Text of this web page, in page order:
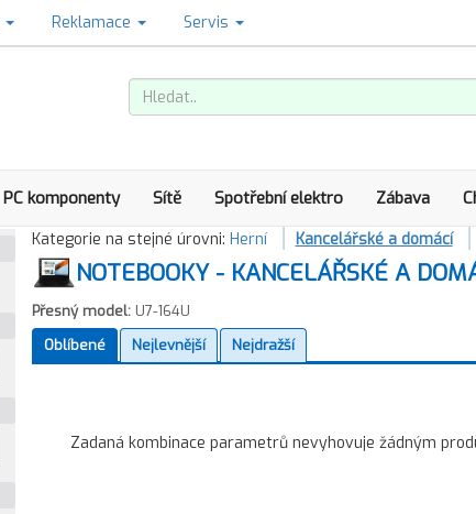
Reklamace Servis
PC komponenty Sítě Spotřební elektro Zábava
Kategorie na stejné úrovni: Herní Kancelářské a domácí
NOTEBOOKY - KANCELÁŘSKÉ A
Přesný model:U7-164U
Oblíbené
Nejlevnější Nejdražší
Zadaná kombinace parametrů nevyhovuje žádným